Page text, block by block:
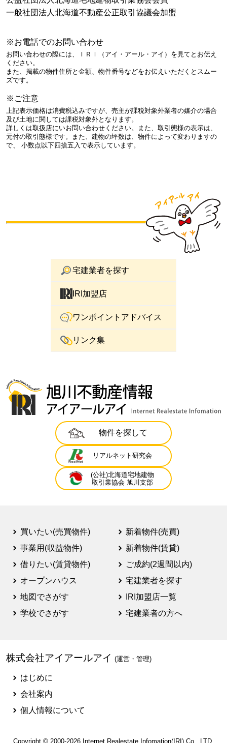
一般社団法人北海道不動産公正取引協議会加盟
※お電話でのお問い合わせ
お問い合わせの際には、ＩＲＩ（アイ・アール・アイ）を見てとお伝え
ください。
また、掲載の物件住所と金額、物件番号などをお伝えいただくとスムー
ズです。
※ご注意
上記表示価格は消費税込みですが、売主が課税対象外業者の媒介の場合
及び土地に関しては課税対象外となります。
詳しくは取扱店にいお問い合わせください。また、取引態様の表示は、
元付の取引態様です。また、建物の坪数は、物件によって変わりますの
で、 小数点以下四捨五入で表示しています。
宅建業者を探す
IRI加盟店
ワンポイントアドバイス
リンク集
物件を探して
リアルネット研究会
(公社)北海道宅地建物
取引業協会 旭川支部
買いたい(売買物件)
事業用(収益物件)
借りたい(賃貸物件)
オープンハウス
地図でさがす
学校でさがす
新着物件(売買)
新着物件(賃貸)
ご成約(2週間以内)
宅建業者を探す
IRI加盟店一覧
宅建業者の方へ
株式会社アイアールアイ (運営・管理)
はじめに
会社案内
個人情報について
Copyright © 2000-2026 Internet Realestate Infomation(IRI) Co., LTD.